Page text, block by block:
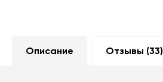
Описание Отзывы (33)